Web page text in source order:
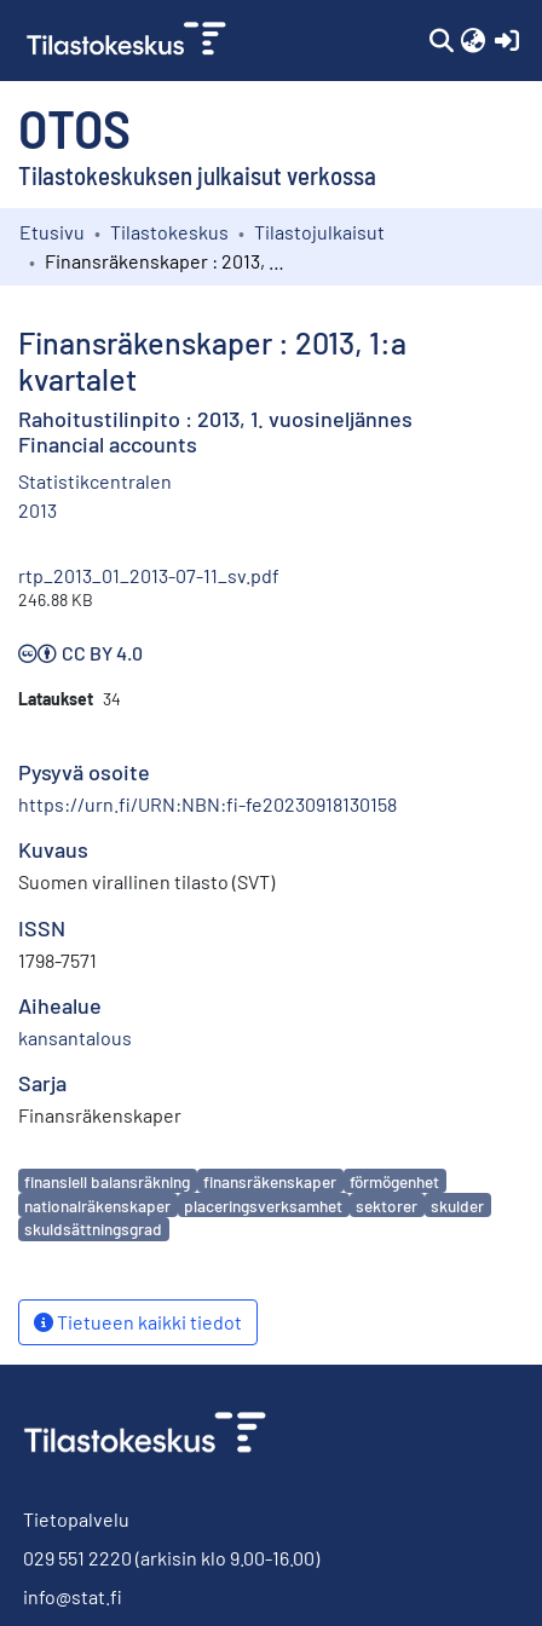
OTOS
Tilastokeskuksen julkaisut verkossa
Kokoelmat
Etusivu Tilastokeskus
Tilastojulkaisut
Finansräkenskaper : 2013, 1:a
kvartalet
Rahoitustilinpito : 2013, 1. vuosineljännes
Financial accounts
Statistikcentralen
2013
rtp_2013_01_2013-07-11_sv.pdf
246.88 KB
CC BY 4.0
Lataukset 34
Pysyvä osoite
https://urn.fi/URN:NBN:fi-fe20230918130158
Kuvaus
Suomen virallinen tilasto (SVT)
ISSN
1798-7571
Aihealue
kansantalous
Sarja
Finansräkenskaper
Avainsanat
finansiell balansräkning finansräkenskaper
förmögenhet
nationalräkenskaper
placeringsverksamhet sektorer
skulder
skuldsättningsgrad
Tietueen kaikki tiedot
Tietopalvelu
029 551 2220 (arkisin klo 9.00-16.00)
info@stat.fi